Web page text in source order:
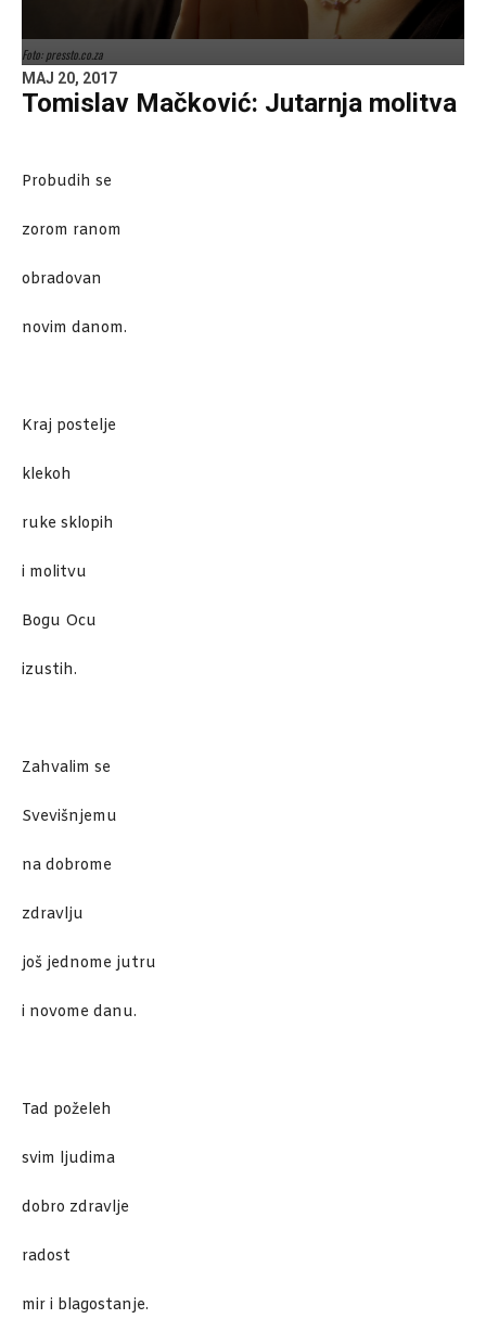
Foto: pressto.co.za
MAJ 20, 2017
Tomislav Mačković: Jutarnja molitva
Probudih se
zorom ranom
obradovan
novim danom.
Kraj postelje
klekoh
ruke sklopih
i molitvu
Bogu Ocu
izustih.
Zahvalim se
Svevišnjemu
na dobrome
zdravlju
još jednome jutru
i novome danu.
Tad poželeh
svim ljudima
dobro zdravlje
radost
mir i blagostanje.